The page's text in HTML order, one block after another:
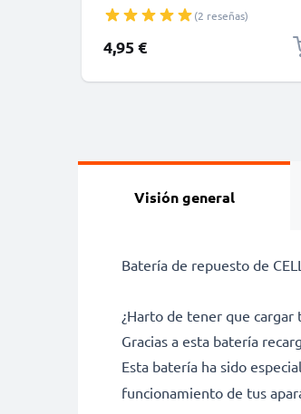
R3 R5 R6 R7 R8 R10 - Cable de
y Datos 1m 1A negro PVC
(2 reseñas)
4,95 €
Visión general
Batería de repuesto de
¿Harto de tener que
Gracias a esta batería
Esta batería ha sido
funcionamiento de tus